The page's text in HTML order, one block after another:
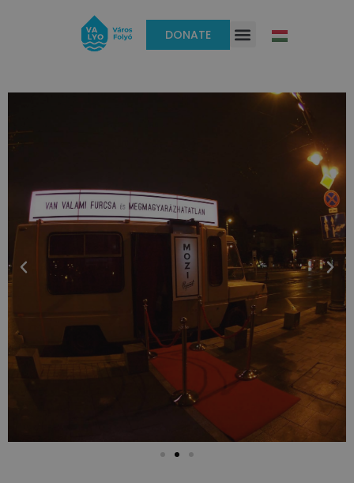
DONATE